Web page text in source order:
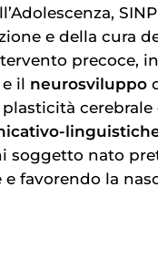
e della cura
precoce,
il neurosviluppo
soggetto nato
favorendo la